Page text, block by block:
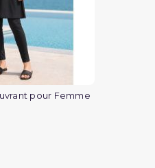
pour Femme